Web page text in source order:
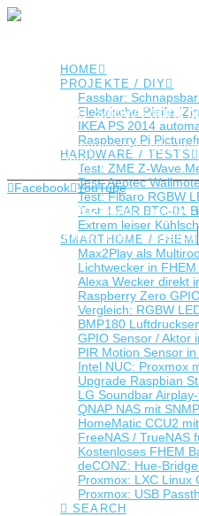
HOME
PROJEKTE / DIY
Fassbar:
Elektrische Pfeife
IKEA PS 2014
Raspberry Pi
HARDWARE / TESTS
Test: ZME Z-
Test: Aeotec
Test: Fibaro RGBW
Test: LEAR BTC-01
Extrem leiser
SMARTHOME / FHEM
Max2Play als
Lichtwecker in
Alexa Wecker direkt
Raspberry Zero
Vergleich: RGBW
BMP180
GPIO Sensor / Aktor
PIR Motion Sensor
Intel NUC: Proxmox
Upgrade Raspbian
LG Soundbar
QNAP NAS mit
HomeMatic CCU2
FreeNAS / TrueNAS
Kostenloses FHEM
deCONZ: Hue-
Proxmox: LXC Linux
Proxmox: USB
SEARCH
Nothing to Show Right
It appears whatever you were
after from there.
Facebook YouTube
Copyright © 2022 coldcorner.de -
Type and Press “enter” to Search